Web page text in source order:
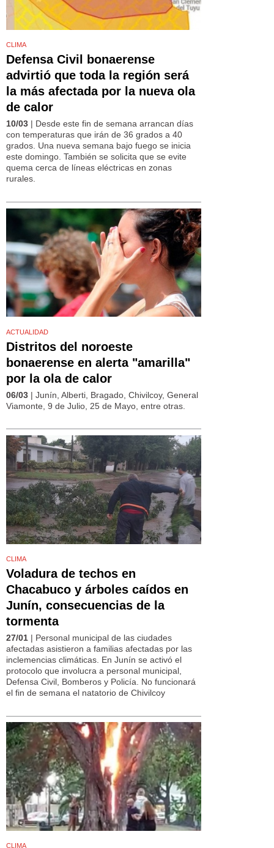
CLIMA
Defensa Civil bonaerense
advirtió que toda la región será
la más afectada por la nueva ola
de calor
10/03 | Desde este fin de semana arrancan días
con temperaturas que irán de 36 grados a 40
grados. Una nueva semana bajo fuego se inicia
este domingo. También se solicita que se evite
quema cerca de líneas eléctricas en zonas
rurales.
ACTUALIDAD
Distritos del noroeste
bonaerense en alerta "amarilla"
por la ola de calor
06/03 | Junín, Alberti, Bragado, Chivilcoy, General
Viamonte, 9 de Julio, 25 de Mayo, entre otras.
CLIMA
Voladura de techos en
Chacabuco y árboles caídos en
Junín, consecuencias de la
tormenta
27/01 | Personal municipal de las ciudades
afectadas asistieron a familias afectadas por las
inclemencias climáticas. En Junín se activó el
protocolo que involucra a personal municipal,
Defensa Civil, Bomberos y Policía. No funcionará
el fin de semana el natatorio de Chivilcoy
CLIMA